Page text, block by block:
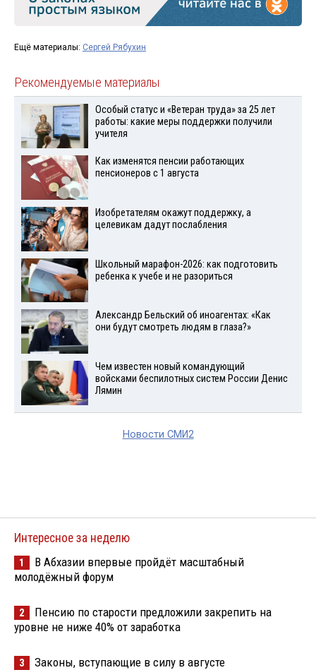
Ещё материалы: Сергей Рябухин
Рекомендуемые материалы
Особый статус и «Ветеран труда» за 25 лет
работы: какие меры поддержки получили
учителя
Как изменятся пенсии работающих
пенсионеров с 1 августа
Изобретателям окажут поддержку, а
целевикам дадут послабления
Школьный марафон-2026: как подготовить
ребенка к учебе и не разориться
Александр Бельский об иноагентах: «Как
они будут смотреть людям в глаза?»
Чем известен новый командующий
войсками беспилотных систем России Денис
Лямин
Новости СМИ2
Интересное за неделю
1
В Абхазии впервые пройдёт масштабный
молодёжный форум
2
Пенсию по старости предложили закрепить на
уровне не ниже 40% от заработка
3 Законы, вступающие в силу в августе